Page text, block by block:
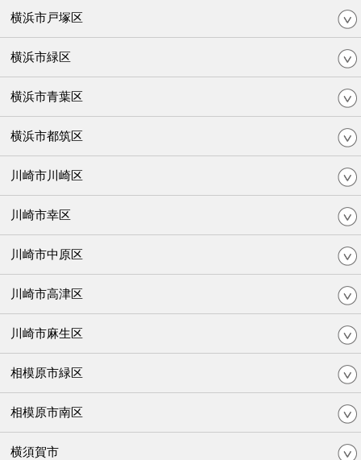
横浜市戸塚区
横浜市緑区
横浜市青葉区
横浜市都筑区
川崎市川崎区
川崎市幸区
川崎市中原区
川崎市高津区
川崎市麻生区
相模原市緑区
相模原市南区
横須賀市